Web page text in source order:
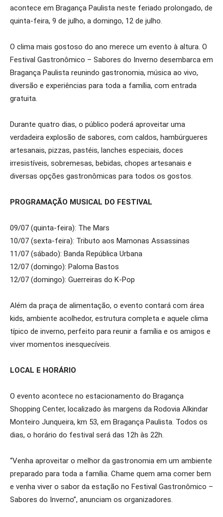
acontece em Bragança Paulista neste feriado prolongado, de
quinta-feira, 9 de julho, a domingo, 12 de julho.
O clima mais gostoso do ano merece um evento à altura. O
Festival Gastronômico – Sabores do Inverno desembarca em
Bragança Paulista reunindo gastronomia, música ao vivo,
diversão e experiências para toda a família, com entrada
gratuita.
Durante quatro dias, o público poderá aproveitar uma
verdadeira explosão de sabores, com caldos, hambúrgueres
artesanais, pizzas, pastéis, lanches especiais, doces
irresistíveis, sobremesas, bebidas, chopes artesanais e
diversas opções gastronômicas para todos os gostos.
PROGRAMAÇÃO MUSICAL DO FESTIVAL
09/07 (quinta-feira): The Mars
10/07 (sexta-feira): Tributo aos Mamonas Assassinas
11/07 (sábado): Banda República Urbana
12/07 (domingo): Paloma Bastos
12/07 (domingo): Guerreiras do K-Pop
Além da praça de alimentação, o evento contará com área
kids, ambiente acolhedor, estrutura completa e aquele clima
típico de inverno, perfeito para reunir a família e os amigos e
viver momentos inesquecíveis.
LOCAL E HORÁRIO
O evento acontece no estacionamento do Bragança
Shopping Center, localizado às margens da Rodovia Alkindar
Monteiro Junqueira, km 53, em Bragança Paulista. Todos os
dias, o horário do festival será das 12h às 22h.
“Venha aproveitar o melhor da gastronomia em um ambiente
preparado para toda a família. Chame quem ama comer bem
e venha viver o sabor da estação no Festival Gastronômico –
Sabores do Inverno”, anunciam os organizadores.